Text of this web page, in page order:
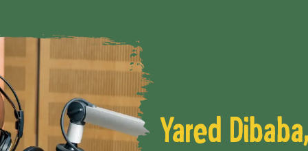
Yared